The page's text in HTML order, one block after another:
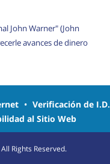
John Warner" (John
avances de dinero
• Verificación de I.D.
al Sitio Web
Rights Reserved.